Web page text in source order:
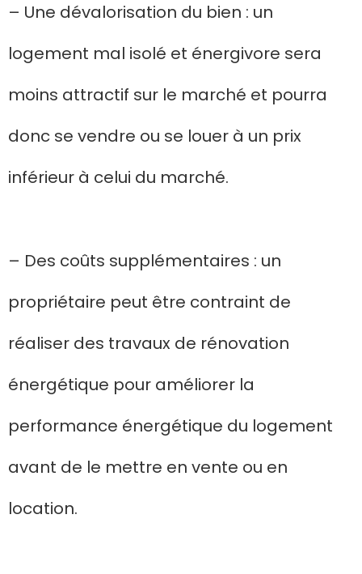
– Une dévalorisation du bien : un
logement mal isolé et énergivore sera
moins attractif sur le marché et pourra
donc se vendre ou se louer à un prix
inférieur à celui du marché.
– Des coûts supplémentaires : un
propriétaire peut être contraint de
réaliser des travaux de rénovation
énergétique pour améliorer la
performance énergétique du logement
avant de le mettre en vente ou en
location.